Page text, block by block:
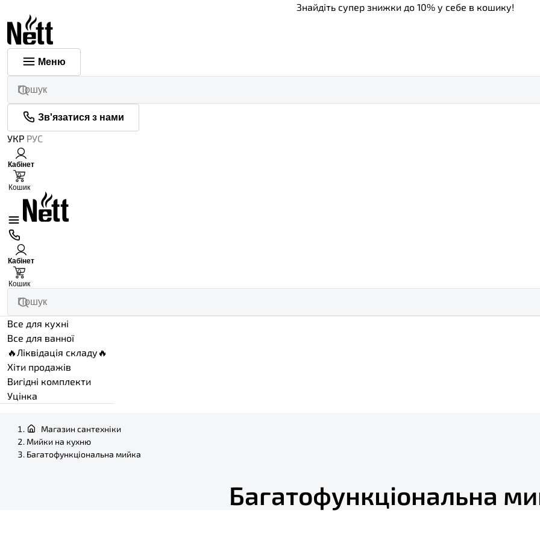
Знайдіть супер знижки до 10% у себе в кошику!
Меню
Зв'язатися з нами
УКР РУС
Кабінет
0
Кошик
Кабінет
0
Кошик
Все для кухні
Все для ванної
🔥Ліквідація складу🔥
Хіти продажів
Вигідні комплекти
Уцінка
Магазин сантехніки
Мийки на кухню
Багатофункціональна мийка
Багатофункціональна